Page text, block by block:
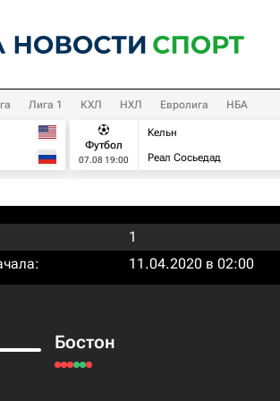
Лига 1 КХЛ НХЛ Евролига НБА
Футбол
07.08 19:00
Кельн
Реал Сосьедад
1
11.04.2020 в 02:00
Бостон